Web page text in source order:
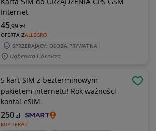
Internet
OFERTA ZALLEGRO
45,99zł
SPRZEDAJĄCY: OSOBA PRYWATNA
Dąbrowa Górnicza
5 kart SIM z bezterminowym
pakietem internetu! Rok ważności
konta! eSIM.
KUP TERAZ
250zł